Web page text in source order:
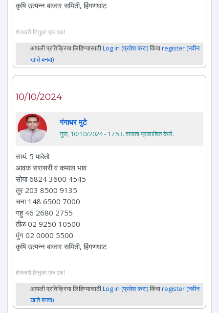
कृषि उत्पन्न बाजार समिती, हिंगणघाट
शेतकरी तितुका एक एक!
आपली प्रतिक्रिया लिहिण्यासाठीLog in (प्रवेश करा)किंवाregister (नवीन
खाते बनवा)
10/10/2024
गंगाधर मुटे
गुरू, 10/10/2024 - 17:53. वाजता प्रकाशित केले.
सायं. 5 पावेतो
आवक सरासरी व कमाल भाव
सोया 6824 3600 4545
तुर 203 8500 9135
चना 148 6500 7000
गहु 46 2680 2755
तीळ 02 9250 10500
मुंग 02 0000 5500
कृषि उत्पन्न बाजार समिती, हिंगणघाट
शेतकरी तितुका एक एक!
आपली प्रतिक्रिया लिहिण्यासाठीLog in (प्रवेश करा)किंवाregister (नवीन
खाते बनवा)